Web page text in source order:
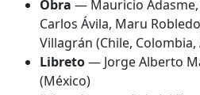
Obra — Mauricio Adasme,
Carlos Ávila, Maru
Villagrán (Chile,
Libreto— Jorge Alberto
(México)